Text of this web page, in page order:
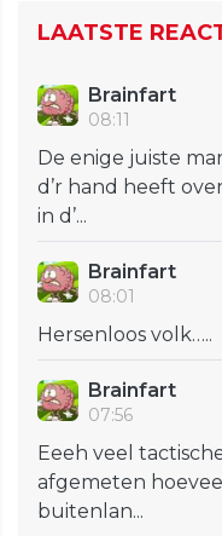
LAATSTE
Brainfart
08:11
De enige juiste
d’r hand heeft
in d’...
Brainfart
08:01
Hersenloos volk…..
Brainfart
07:56
Eeeh veel
afgemeten
buitenlan...